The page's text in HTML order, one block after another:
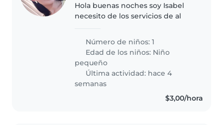
Hola buenas noches soy Isabel
necesito de los servicios de al
Número de niños: 1
Edad de los niños: Niño
pequeño
Última actividad: hace 4
semanas
$3,00/hora